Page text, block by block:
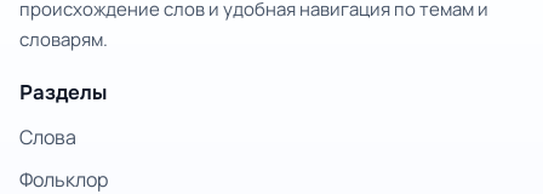
происхождение слов и удобная навигация по темам и
словарям.
Разделы
Слова
Фольклор